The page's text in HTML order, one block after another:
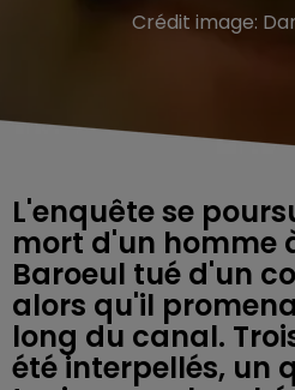
Crédit image:
L'enquête se
mort d'un homme
Baroeul tué d'un
alors qu'il
long du canal.
été interpellés, un